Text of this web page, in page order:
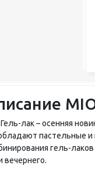
лак – осенняя
пастельные
гель-
вечернего.